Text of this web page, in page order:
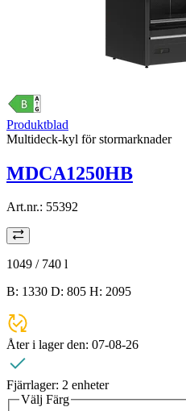
Produktblad
Multideck-kyl för stormarknader
MDCA1250HB
Art.nr.: 55392
1049 / 740 l
B: 1330 D: 805 H: 2095
Åter i lager den: 07-08-26
Fjärrlager: 2 enheter
Välj Färg